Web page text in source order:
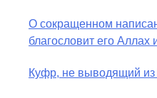
О сокращенном
благословит его Аллах
Куфр, не выводящий